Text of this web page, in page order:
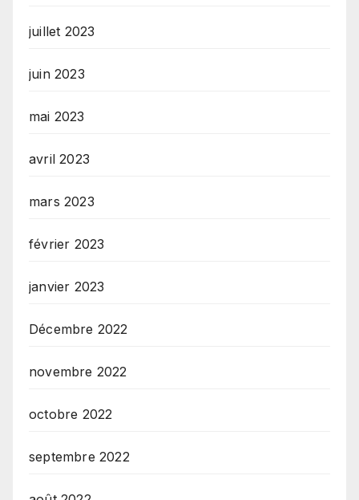
juillet 2023
juin 2023
mai 2023
avril 2023
mars 2023
février 2023
janvier 2023
Décembre 2022
novembre 2022
octobre 2022
septembre 2022